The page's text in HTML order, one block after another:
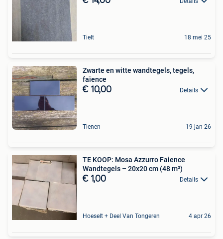
Tielt 18 mei 25
Zwarte en witte wandtegels, tegels,
faïence
€ 10,00 Details
Tienen 19 jan 26
TE KOOP: Mosa Azzurro Faience
Wandtegels – 20x20 cm (48 m²)
€ 1,00 Details
Hoeselt + Deel Van Tongeren 4 apr 26